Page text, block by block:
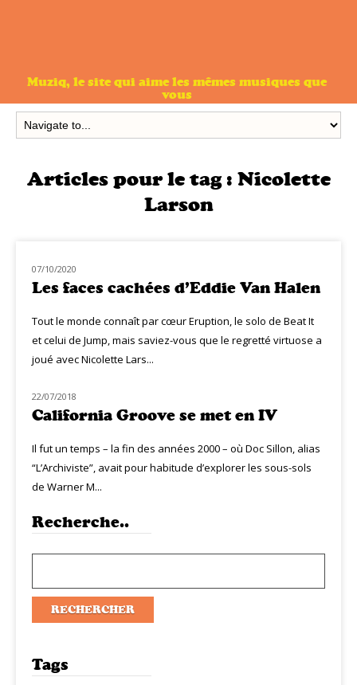
Muziq, le site qui aime les mêmes musiques que
vous
Articles pour le tag : Nicolette
Larson
HOMMAGE
07/10/2020
Les faces cachées d’Eddie Van Halen
Tout le monde connaît par cœur Eruption, le solo de Beat It
et celui de Jump, mais saviez-vous que le regretté virtuose a
joué avec Nicolette Lars...
NOUVEAUTÉS
22/07/2018
California Groove se met en IV
Il fut un temps – la fin des années 2000 – où Doc Sillon, alias
“L’Archiviste”, avait pour habitude d’explorer les sous-sols
de Warner M...
Recherche..
Tags